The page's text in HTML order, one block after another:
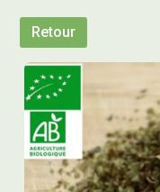
Retour